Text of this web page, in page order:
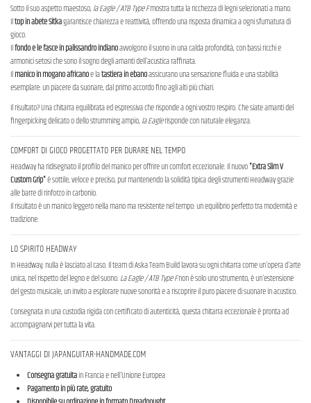
Sotto il suo aspetto maestoso, la Eagle / ATB Type Fmostra tutta la ricchezza di legni selezionati a mano.
Iltop in abete Sitkagarantisce chiarezza e reattività, offrendo una risposta dinamica a ogni sfumatura di
gioco.
Ilfondo e le fasce in palissandro indianoavvolgono il suono in una calda profondità, con bassi ricchi e
armonici setosi che sono il sogno degli amanti dell'acustica raffinata.
Ilmanico in mogano africanoe latastiera in ebanoassicurano una sensazione fluida e una stabilità
esemplare: un piacere da suonare, dal primo accordo fino agli alti più chiari.
Il risultato? Una chitarra equilibrata ed espressiva che risponde a ogni vostro respiro. Che siate amanti del
fingerpicking delicato o dello strumming ampio, la Eaglerisponde con naturale eleganza.
COMFORT DI GIOCO PROGETTATO PER DURARE NEL TEMPO
Headway ha ridisegnato il profilo del manico per offrire un comfort eccezionale. Il nuovo"Extra Slim V
Custom Grip"è sottile, veloce e preciso, pur mantenendo la solidità tipica degli strumenti Headway grazie
alle barre di rinforzo in carbonio.
Il risultato è un manico leggero nella mano ma resistente nel tempo: un equilibrio perfetto tra modernità e
tradizione.
LO SPIRITO HEADWAY
In Headway, nulla è lasciato al caso. Il team di Aska Team Build lavora su ogni chitarra come un'opera d'arte
unica, nel rispetto del legno e del suono. La Eagle / ATB Type Fnon è solo uno strumento, è un'estensione
del gesto musicale, un invito a esplorare nuove sonorità e a riscoprire il puro piacere di suonare in acustico.
Consegnata in una custodia rigida con certificato di autenticità, questa chitarra eccezionale è pronta ad
accompagnarvi per tutta la vita.
VANTAGGI DI JAPANGUITAR-HANDMADE.COM
Consegna gratuitain Francia e nell'Unione Europea
Pagamento in più rate, gratuito